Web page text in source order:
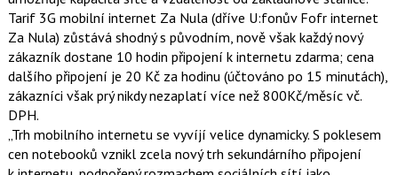
Tarif 3G mobilní internet Za Nula (dříve U:fonův Fofr internet
Za Nula) zůstává shodný s původním, nově však každý nový
zákazník dostane 10 hodin připojení k internetu zdarma; cena
dalšího připojení je 20 Kč za hodinu (účtováno po 15 minutách),
zákazníci však prý nikdy nezaplatí více než 800Kč/měsíc vč.
DPH.
„Trh mobilního internetu se vyvíjí velice dynamicky. S poklesem
cen notebooků vznikl zcela nový trh sekundárního připojení